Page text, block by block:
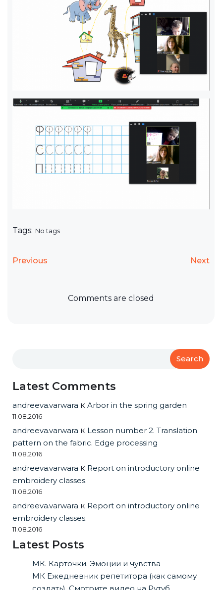
Tags: No tags
Previous Next
Comments are closed
Search
Latest Comments
andreeva.varwara к Arbor in the spring garden
11.08.2016
andreeva.varwara к Lesson number 2. Translation
pattern on the fabric. Edge processing
11.08.2016
andreeva.varwara к Report on introductory online
embroidery classes.
11.08.2016
andreeva.varwara к Report on introductory online
embroidery classes.
11.08.2016
Latest Posts
МК. Карточки. Эмоции и чувства
МК Ежедневник репетитора (как самому